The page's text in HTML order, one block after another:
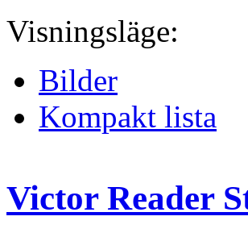
Visningsläge:
Bilder
Kompakt lista
Victor Reader